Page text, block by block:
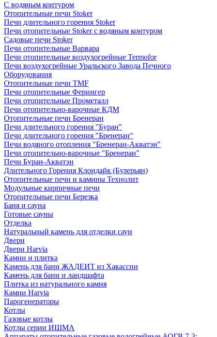
C водяным контуром
Отопительные печи Stoker
Печи длительного горения Stoker
Печи отопительные Stoker с водяным контуром
Садовые печи Stoker
Печи отопительные Варвара
Печи отопительные воздухогрейные Termofor
Печи воздухогрейные Уральского Завода Печного
Оборудования
Отопительные печи TMF
Печи отопительные Ферингер
Печи отопительные Прометалл
Печи отопительно-варочные КДМ
Отопительные печи Бренеран
Печи длительного горения "Буран"
Печи длительного горения "Бренеран"
Печи водяного отопления "Бренеран-Акватэн"
Печи отопительно-варочные "Бренеран"
Печи Буран-Акватэн
Длительного Горения Клондайк (Булерьян)
Отопительные печи и камины Технолит
Модульные кирпичные печи
Отопительные печи Березка
Баня и сауна
Готовые сауны
Отделка
Натуральный камень для отделки саун
Двери
Двери Harvia
Камни и плитка
Камень для бани ЖАДЕИТ из Хакассии
Камень для бани и ландшафта
Плитка из натурального камня
Камни Harvia
Парогенераторы
Котлы
Газовые котлы
Котлы серии ИШМА